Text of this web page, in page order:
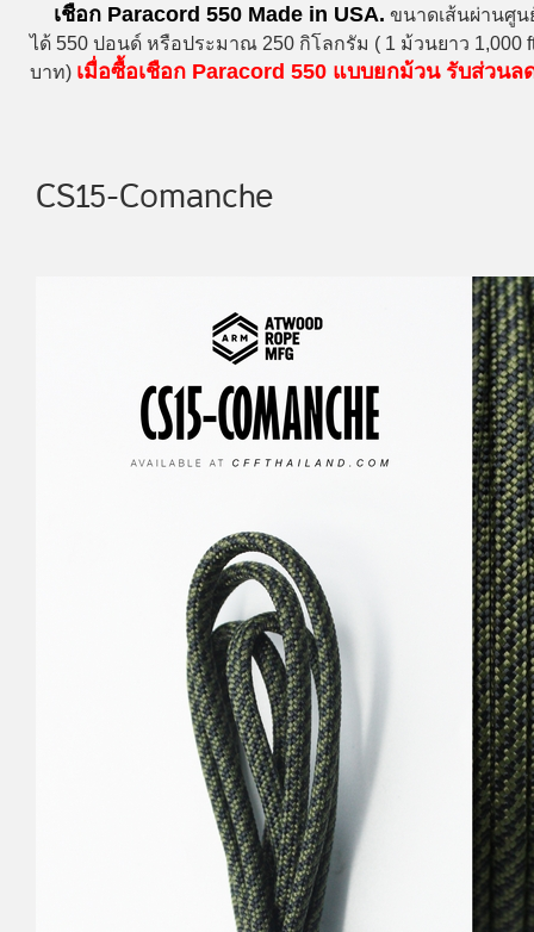
เชือก Paracord 550 Made in USA. ขนาดเส้นผ่านศูน
ได้ 550 ปอนด์ หรือประมาณ 250 กิโลกรัม ( 1 ม้วนยาว 1,000
บาท) เมื่อซื้อเชือก Paracord 550 แบบยกม้วน รับส่วนล
CS15-Comanche